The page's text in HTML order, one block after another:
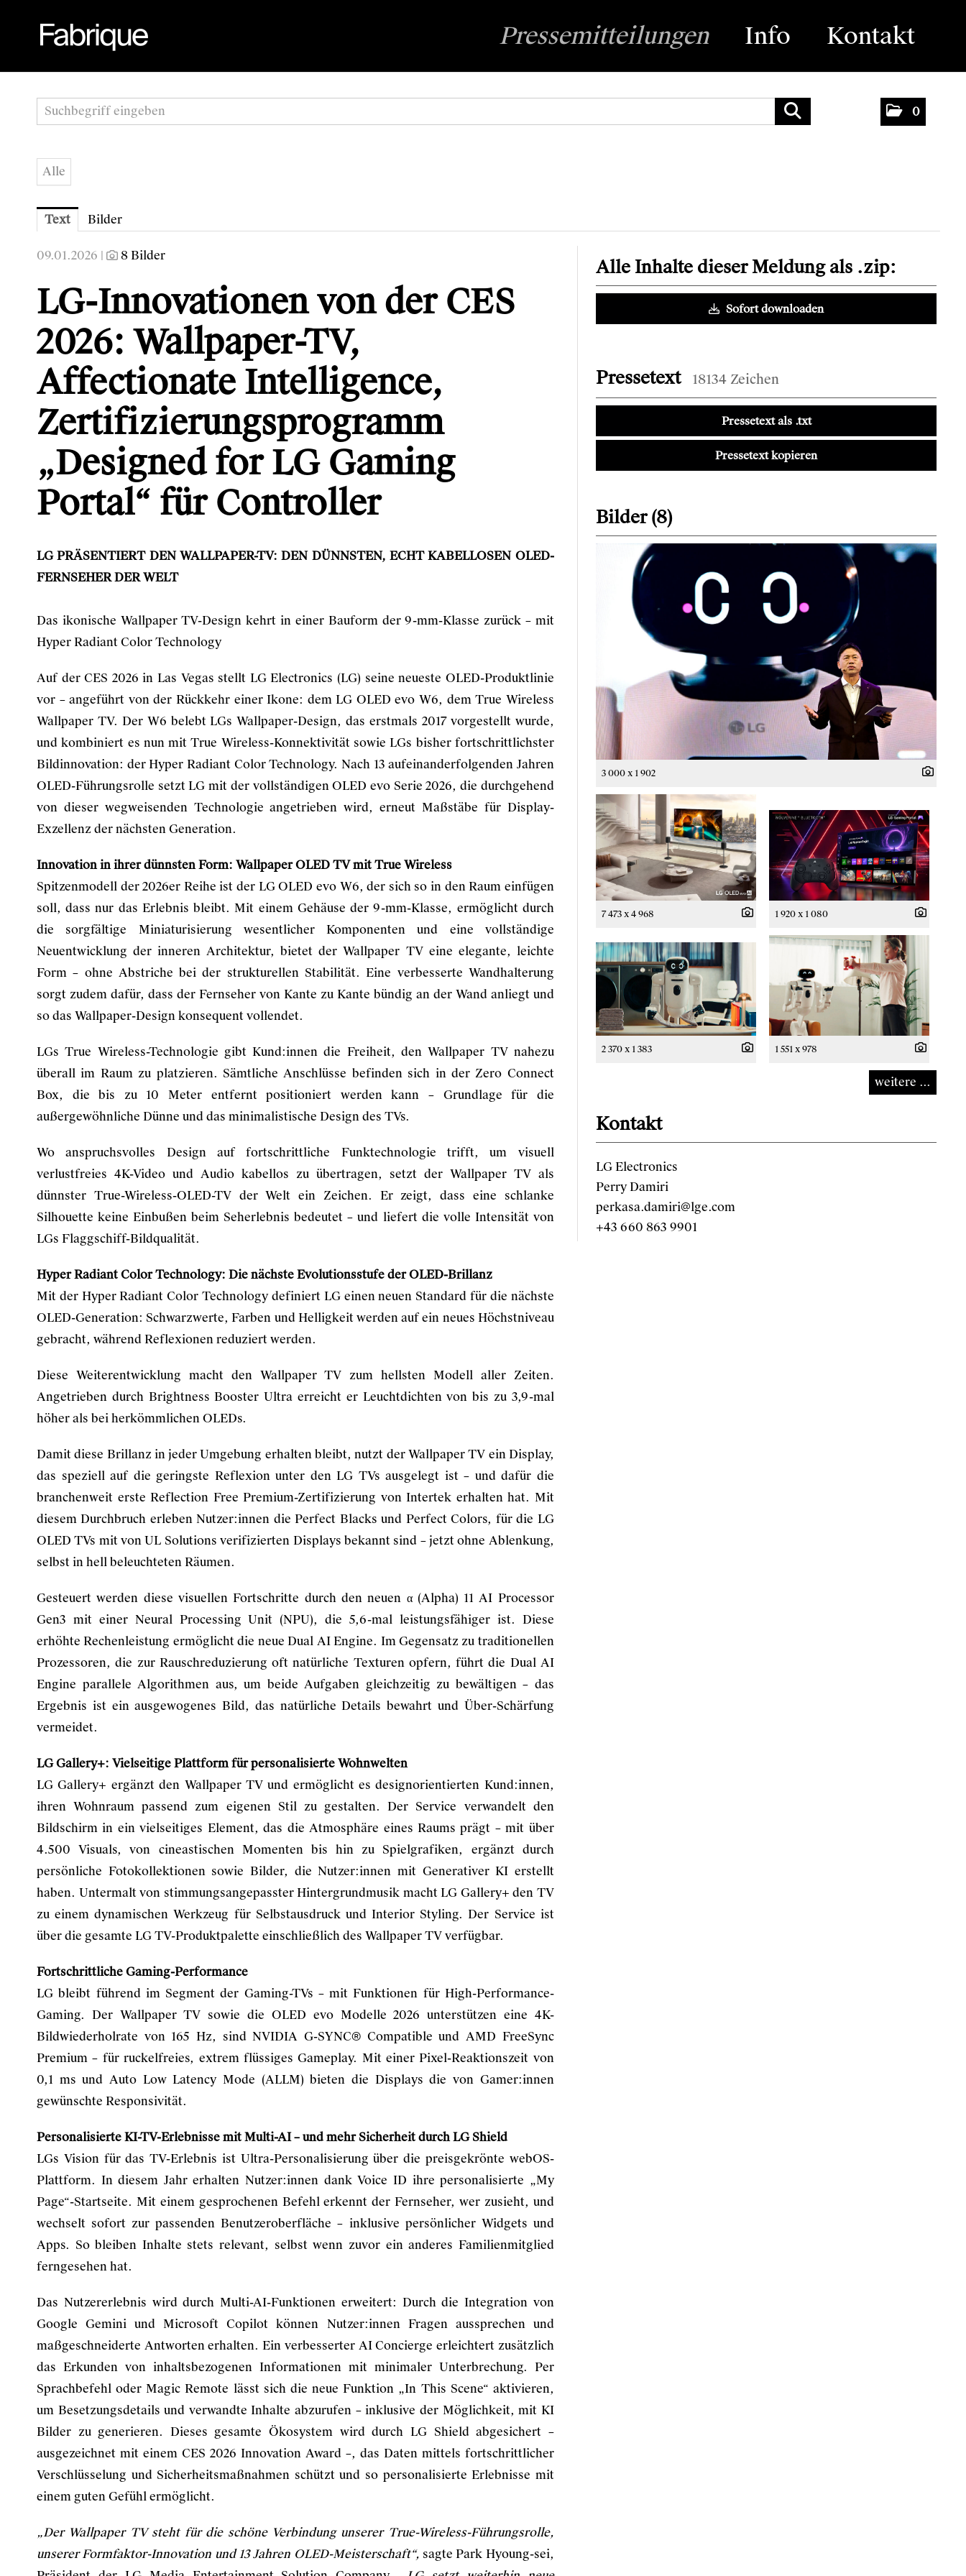
Pressemitteilungen Info Kontakt
0
Alle
Text Bilder
09.01.2026 | 8 Bilder
LG-Innovationen von der CES
2026: Wallpaper-TV,
Affectionate Intelligence,
Zertifizierungsprogramm
„Designed for LG Gaming
Portal“ für Controller
LG PRÄSENTIERT DEN WALLPAPER-TV: DEN DÜNNSTEN, ECHT KABELLOSEN OLED-
FERNSEHER DER WELT
Das ikonische Wallpaper TV-Design kehrt in einer Bauform der 9-mm-Klasse zurück – mit
Hyper Radiant Color Technology
Auf der CES 2026 in Las Vegas stellt LG Electronics (LG) seine neueste OLED-Produktlinie
vor – angeführt von der Rückkehr einer Ikone: dem LG OLED evo W6, dem True Wireless
Wallpaper TV. Der W6 belebt LGs Wallpaper-Design, das erstmals 2017 vorgestellt wurde,
und kombiniert es nun mit True Wireless-Konnektivität sowie LGs bisher fortschrittlichster
Bildinnovation: der Hyper Radiant Color Technology. Nach 13 aufeinanderfolgenden Jahren
OLED-Führungsrolle setzt LG mit der vollständigen OLED evo Serie 2026, die durchgehend
von dieser wegweisenden Technologie angetrieben wird, erneut Maßstäbe für Display-
Exzellenz der nächsten Generation.
Innovation in ihrer dünnsten Form: Wallpaper OLED TV mit True Wireless
Spitzenmodell der 2026er Reihe ist der LG OLED evo W6, der sich so in den Raum einfügen
soll, dass nur das Erlebnis bleibt. Mit einem Gehäuse der 9-mm-Klasse, ermöglicht durch
die sorgfältige Miniaturisierung wesentlicher Komponenten und eine vollständige
Neuentwicklung der inneren Architektur, bietet der Wallpaper TV eine elegante, leichte
Form – ohne Abstriche bei der strukturellen Stabilität. Eine verbesserte Wandhalterung
sorgt zudem dafür, dass der Fernseher von Kante zu Kante bündig an der Wand anliegt und
so das Wallpaper-Design konsequent vollendet.
LGs True Wireless-Technologie gibt Kund:innen die Freiheit, den Wallpaper TV nahezu
überall im Raum zu platzieren. Sämtliche Anschlüsse befinden sich in der Zero Connect
Box, die bis zu 10 Meter entfernt positioniert werden kann – Grundlage für die
außergewöhnliche Dünne und das minimalistische Design des TVs.
Wo anspruchsvolles Design auf fortschrittliche Funktechnologie trifft, um visuell
verlustfreies 4K-Video und Audio kabellos zu übertragen, setzt der Wallpaper TV als
dünnster True-Wireless-OLED-TV der Welt ein Zeichen. Er zeigt, dass eine schlanke
Silhouette keine Einbußen beim Seherlebnis bedeutet – und liefert die volle Intensität von
LGs Flaggschiff-Bildqualität.
Hyper Radiant Color Technology: Die nächste Evolutionsstufe der OLED-Brillanz
Mit der Hyper Radiant Color Technology definiert LG einen neuen Standard für die nächste
OLED-Generation: Schwarzwerte, Farben und Helligkeit werden auf ein neues Höchstniveau
gebracht, während Reflexionen reduziert werden.
Diese Weiterentwicklung macht den Wallpaper TV zum hellsten Modell aller Zeiten.
Angetrieben durch Brightness Booster Ultra erreicht er Leuchtdichten von bis zu 3,9-mal
höher als bei herkömmlichen OLEDs.
Damit diese Brillanz in jeder Umgebung erhalten bleibt, nutzt der Wallpaper TV ein Display,
das speziell auf die geringste Reflexion unter den LG TVs ausgelegt ist – und dafür die
branchenweit erste Reflection Free Premium-Zertifizierung von Intertek erhalten hat. Mit
diesem Durchbruch erleben Nutzer:innen die Perfect Blacks und Perfect Colors, für die LG
OLED TVs mit von UL Solutions verifizierten Displays bekannt sind – jetzt ohne Ablenkung,
selbst in hell beleuchteten Räumen.
Gesteuert werden diese visuellen Fortschritte durch den neuen α (Alpha) 11 AI Processor
Gen3 mit einer Neural Processing Unit (NPU), die 5,6-mal leistungsfähiger ist. Diese
erhöhte Rechenleistung ermöglicht die neue Dual AI Engine. Im Gegensatz zu traditionellen
Prozessoren, die zur Rauschreduzierung oft natürliche Texturen opfern, führt die Dual AI
Engine parallele Algorithmen aus, um beide Aufgaben gleichzeitig zu bewältigen – das
Ergebnis ist ein ausgewogenes Bild, das natürliche Details bewahrt und Über-Schärfung
vermeidet.
LG Gallery+: Vielseitige Plattform für personalisierte Wohnwelten
LG Gallery+ ergänzt den Wallpaper TV und ermöglicht es designorientierten Kund:innen,
ihren Wohnraum passend zum eigenen Stil zu gestalten. Der Service verwandelt den
Bildschirm in ein vielseitiges Element, das die Atmosphäre eines Raums prägt – mit über
4.500 Visuals, von cineastischen Momenten bis hin zu Spielgrafiken, ergänzt durch
persönliche Fotokollektionen sowie Bilder, die Nutzer:innen mit Generativer KI erstellt
haben. Untermalt von stimmungsangepasster Hintergrundmusik macht LG Gallery+ den TV
zu einem dynamischen Werkzeug für Selbstausdruck und Interior Styling. Der Service ist
über die gesamte LG TV-Produktpalette einschließlich des Wallpaper TV verfügbar.
Fortschrittliche Gaming-Performance
LG bleibt führend im Segment der Gaming-TVs – mit Funktionen für High-Performance-
Gaming. Der Wallpaper TV sowie die OLED evo Modelle 2026 unterstützen eine 4K-
Bildwiederholrate von 165 Hz, sind NVIDIA G-SYNC® Compatible und AMD FreeSync
Premium – für ruckelfreies, extrem flüssiges Gameplay. Mit einer Pixel-Reaktionszeit von
0,1 ms und Auto Low Latency Mode (ALLM) bieten die Displays die von Gamer:innen
gewünschte Responsivität.
Personalisierte KI-TV-Erlebnisse mit Multi-AI – und mehr Sicherheit durch LG Shield
LGs Vision für das TV-Erlebnis ist Ultra-Personalisierung über die preisgekrönte webOS-
Plattform. In diesem Jahr erhalten Nutzer:innen dank Voice ID ihre personalisierte „My
Page“-Startseite. Mit einem gesprochenen Befehl erkennt der Fernseher, wer zusieht, und
wechselt sofort zur passenden Benutzeroberfläche – inklusive persönlicher Widgets und
Apps. So bleiben Inhalte stets relevant, selbst wenn zuvor ein anderes Familienmitglied
ferngesehen hat.
Das Nutzererlebnis wird durch Multi-AI-Funktionen erweitert: Durch die Integration von
Google Gemini und Microsoft Copilot können Nutzer:innen Fragen aussprechen und
maßgeschneiderte Antworten erhalten. Ein verbesserter AI Concierge erleichtert zusätzlich
das Erkunden von inhaltsbezogenen Informationen mit minimaler Unterbrechung. Per
Sprachbefehl oder Magic Remote lässt sich die neue Funktion „In This Scene“ aktivieren,
um Besetzungsdetails und verwandte Inhalte abzurufen – inklusive der Möglichkeit, mit KI
Bilder zu generieren. Dieses gesamte Ökosystem wird durch LG Shield abgesichert –
ausgezeichnet mit einem CES 2026 Innovation Award –, das Daten mittels fortschrittlicher
Verschlüsselung und Sicherheitsmaßnahmen schützt und so personalisierte Erlebnisse mit
einem guten Gefühl ermöglicht.
„Der Wallpaper TV steht für die schöne Verbindung unserer True-Wireless-Führungsrolle,
unserer Formfaktor-Innovation und 13 Jahren OLED-Meisterschaft“, sagte Park Hyoung-sei,
Alle Inhalte dieser Meldung als .zip:
Sofort downloaden
Pressetext 18134 Zeichen
Pressetext als .txt
Pressetext kopieren
Bilder (8)
3 000 x 1 902
7 473 x 4 968 1 920 x 1 080
2 370 x 1 383 1 551 x 978
weitere ...
Kontakt
LG Electronics
Perry Damiri
perkasa.damiri@lge.com
+43 660 863 9901